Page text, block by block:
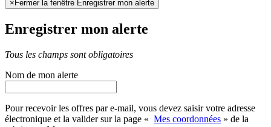
× Fermer la fenêtre Enregistrer mon alerte
Enregistrer mon alerte
Tous les champs sont obligatoires
Nom de mon alerte
Pour recevoir les offres par e-mail, vous devez saisir votre adresse
électronique et la valider sur la page « Mes coordonnées » de la